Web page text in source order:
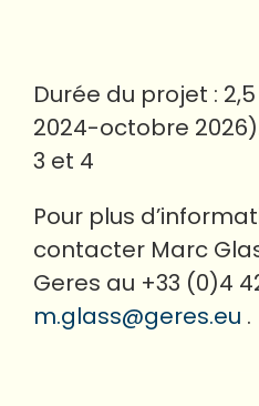
Durée du projet :
2024-octobre 2026).
3 et 4
Pour plus
contacter Marc
Geres au +33 (0)4
m.glass@geres.eu .